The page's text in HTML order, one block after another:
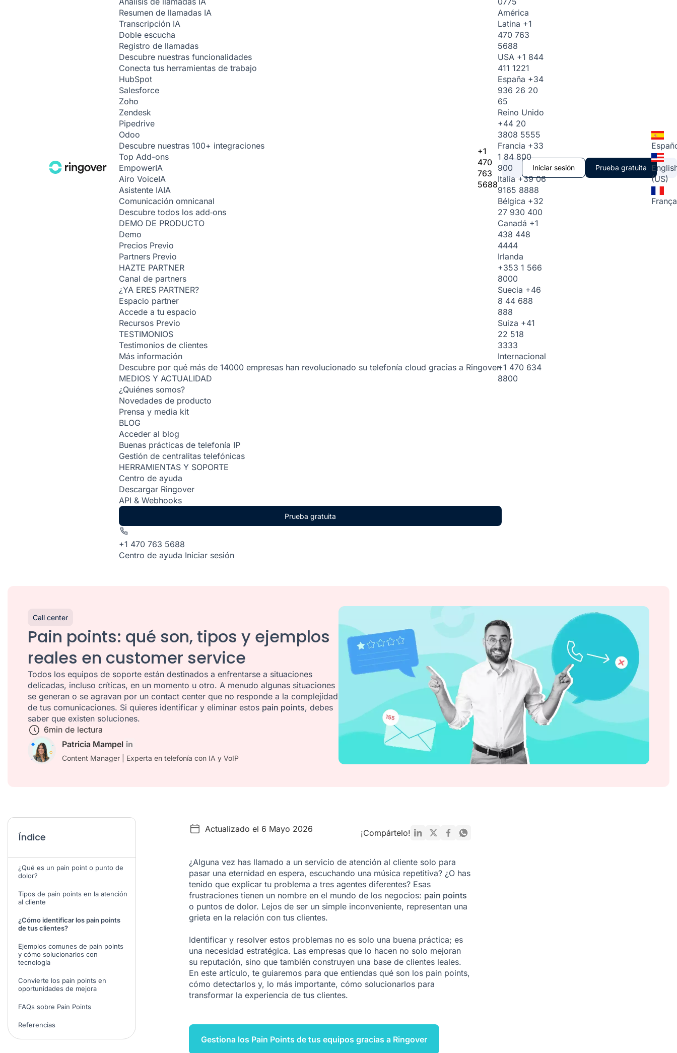
Resumen de llamadas IA
Transcripción IA
Doble escucha
Registro de llamadas
Descubre nuestras funcionalidades
Conecta tus herramientas de trabajo
HubSpot
Salesforce
Zoho
Zendesk
Pipedrive
Odoo
Descubre nuestras 100+ integraciones
Top Add-ons
EmpowerIA
Airo VoiceIA
Asistente IAIA
Comunicación omnicanal
Descubre todos los add‑ons
DEMO DE PRODUCTO
Demo
Precios Previo
Partners Previo
HAZTE PARTNER
Canal de partners
¿YA ERES PARTNER?
Espacio partner
Accede a tu espacio
Recursos Previo
TESTIMONIOS
Testimonios de clientes
Más información
Descubre por qué más de 14000 empresas han revolucionado su telefonía cloud gracias a Ringover.
MEDIOS Y ACTUALIDAD
¿Quiénes somos?
Novedades de producto
Prensa y media kit
BLOG
Acceder al blog
Buenas prácticas de telefonía IP
Gestión de centralitas telefónicas
HERRAMIENTAS Y SOPORTE
Centro de ayuda
Descargar Ringover
API & Webhooks
Prueba gratuita
+1 470 763 5688
Centro de ayuda Iniciar sesión
+1
470
763
5688
América
Latina +1
470 763
5688
USA +1 844
411 1221
España +34
936 26 20
65
Reino Unido
+44 20
3808 5555
Francia +33
1 84 800
900
Italia +39 06
9165 8888
Bélgica +32
27 930 400
Canadá +1
438 448
4444
Irlanda
+353 1 566
8000
Suecia +46
8 44 688
888
Suiza +41
22 518
3333
Internacional
+1 470 634
8800
Iniciar sesión Prueba gratuita
(US)
Call center
Pain points: qué son, tipos y ejemplos
reales en customer service
Todos los equipos de soporte están destinados a enfrentarse a situaciones
delicadas, incluso críticas, en un momento u otro. A menudo algunas situaciones
se generan o se agravan por un contact center que no responde a la complejidad
de tus comunicaciones. Si quieres identificar y eliminar estos pain points, debes
saber que existen soluciones.
6min de lectura
Patricia Mampel
Content Manager | Experta en telefonía con IA y VoIP
Índice
¿Qué es un pain point o punto de
dolor?
Tipos de pain points en la atención
al cliente
¿Cómo identificar los pain points
de tus clientes?
Ejemplos comunes de pain points
y cómo solucionarlos con
tecnología
Convierte los pain points en
oportunidades de mejora
FAQs sobre Pain Points
Referencias
Actualizado el 6 Mayo 2026 ¡Compártelo!
¿Alguna vez has llamado a un servicio de atención al cliente solo para
pasar una eternidad en espera, escuchando una música repetitiva? ¿O has
tenido que explicar tu problema a tres agentes diferentes? Esas
frustraciones tienen un nombre en el mundo de los negocios: pain points
o puntos de dolor. Lejos de ser un simple inconveniente, representan una
grieta en la relación con tus clientes.
Identificar y resolver estos problemas no es solo una buena práctica; es
una necesidad estratégica. Las empresas que lo hacen no solo mejoran
su reputación, sino que también construyen una base de clientes leales.
En este artículo, te guiaremos para que entiendas qué son los pain points,
cómo detectarlos y, lo más importante, cómo solucionarlos para
transformar la experiencia de tus clientes.
Gestiona los Pain Points de tus equipos gracias a Ringover